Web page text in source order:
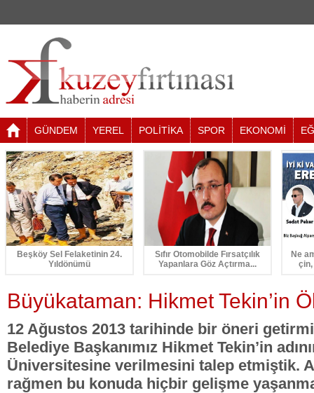
GÜNDEM YEREL POLİTİKA SPOR EKONOMİ
Beşköy Sel Felaketinin 24.
Yıldönümü
Sıfır Otomobilde Fırsatçılık
Yapanlara Göz Açtırma...
Ne
Büyükataman: Hikmet Tekin’in
12 Ağustos 2013 tarihinde bir öneri
Belediye Başkanımız Hikmet Tekin’in
Üniversitesine verilmesini talep etmiştik.
rağmen bu konuda hiçbir gelişme